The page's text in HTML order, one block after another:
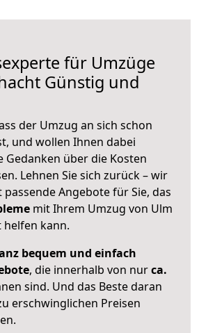
für Umzüge
Günstig und
der Umzug an sich schon
und wollen Ihnen dabei
Gedanken über die Kosten
Lehnen Sie sich zurück – wir
Angebote für Sie, das
mit Ihrem Umzug von Ulm
helfen kann.
bequem und einfach
, die innerhalb von nurca.
sind. Und das Beste daran
erschwinglichen Preisen